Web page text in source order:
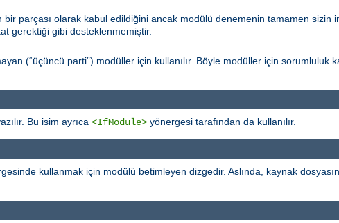
parçası olarak kabul edildiğini ancak modülü denemenin tamamen sizin
gerektiği gibi desteklenmemiştir.
(“üçüncü parti”) modüller için kullanılır. Böyle modüller için sorumluluk
Bu isim ayrıca <IfModule> yönergesi tarafından da kullanılır.
kullanmak için modülü betimleyen dizgedir. Aslında, kaynak